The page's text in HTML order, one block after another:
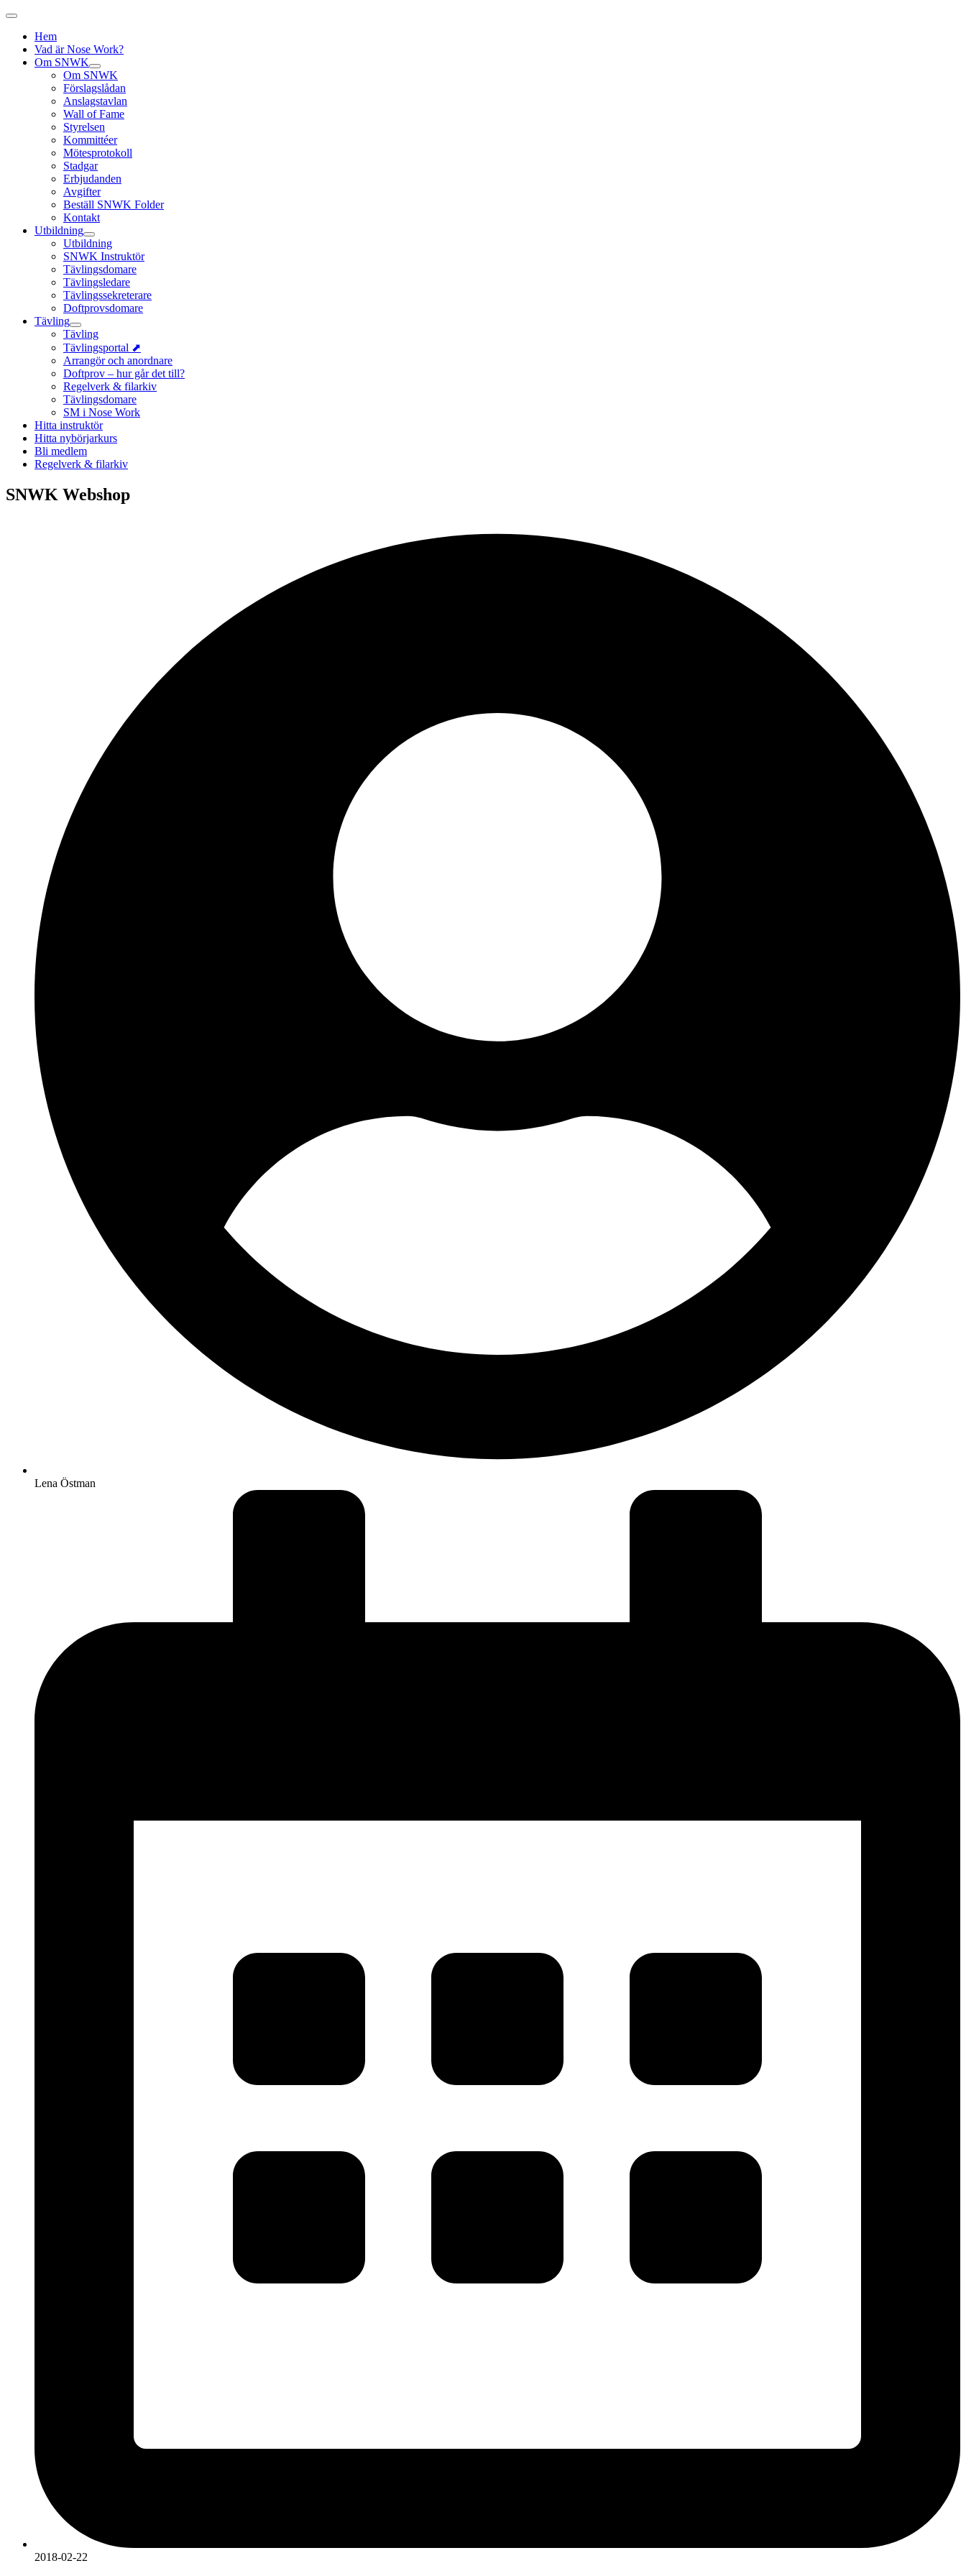
Hem
Vad är Nose Work?
Om SNWK
Om SNWK
Förslagslådan
Anslagstavlan
Wall of Fame
Styrelsen
Kommittéer
Mötesprotokoll
Stadgar
Erbjudanden
Avgifter
Beställ SNWK Folder
Kontakt
Utbildning
Utbildning
SNWK Instruktör
Tävlingsdomare
Tävlingsledare
Tävlingssekreterare
Doftprovsdomare
Tävling
Tävling
Tävlingsportal ⬈
Arrangör och anordnare
Doftprov – hur går det till?
Regelverk & filarkiv
Tävlingsdomare
SM i Nose Work
Hitta instruktör
Hitta nybörjarkurs
Bli medlem
Regelverk & filarkiv
SNWK Webshop
Lena Östman
2018-02-22